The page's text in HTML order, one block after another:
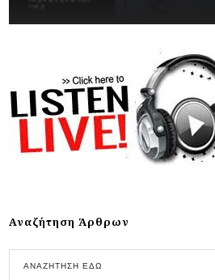
Αναζήτηση Άρθρων